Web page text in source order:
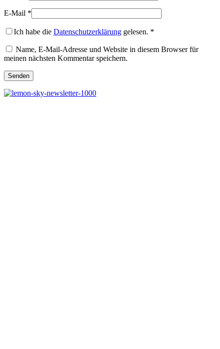
E-Mail *
Ich habe die Datenschutzerklärung gelesen. *
Name, E-Mail-Adresse und Website in diesem Browser für
meinen nächsten Kommentar speichern.